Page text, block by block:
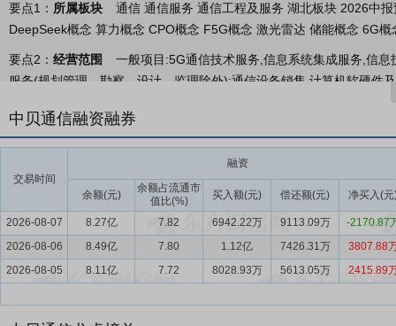
要点1： 所属板块
通信 通信服务 通信工程及服务 湖北板块 2026中
DeepSeek概念 算力概念 CPO概念 F5G概念 激光雷达 储能概念 6G
要点2： 经营范围
一般项目:5G通信技术服务,信息系统集成服务,信
服务(规划管理、勘察、设计、监理除外);通信设备销售,计算机软硬件
术服务,配电开关控制设备销售,新兴能源技术研发,充电桩销售,电动汽
目:建设工程施工,建筑智能化系统设计,输电、供电、受电电力设施的
批准后方可开展经营活动,具体经营项目以相关部门批准文件或许可证
5G新基建业务
公司从事5G新基建业务，为客户提供包括
规划与设计、项目实施与交付、系统网络维护的项目全生命周期一体
国铁塔的重要服务商；同时，公司在国际“一带一路”沿线国家开展
伴。公司加速推进5G-A/5.5G商用部署，推进工业互联网项目融合场
要点5：智慧城市及其他业务
中贝通信融资融券
交易时间
融资
余额(元)
余额占流通市
值比(%)
买入额(元) 偿还额(元) 净买入(元
2026-08-07 8.27亿 7.82 6942.22万 9113.09万
-2170.87
2026-08-06
8.49亿 7.80 1.12亿 7426.31万
3807.88
2026-08-05
8.11亿 7.72 8028.93万 5613.05万 2415.89